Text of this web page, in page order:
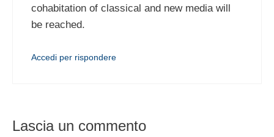
cohabitation of classical and new media will
be reached.
Accedi per rispondere
Lascia un commento